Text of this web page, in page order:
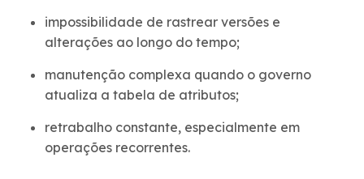
impossibilidade de rastrear versões e
alterações ao longo do tempo;
manutenção complexa quando o governo
atualiza a tabela de atributos;
retrabalho constante, especialmente em
operações recorrentes.